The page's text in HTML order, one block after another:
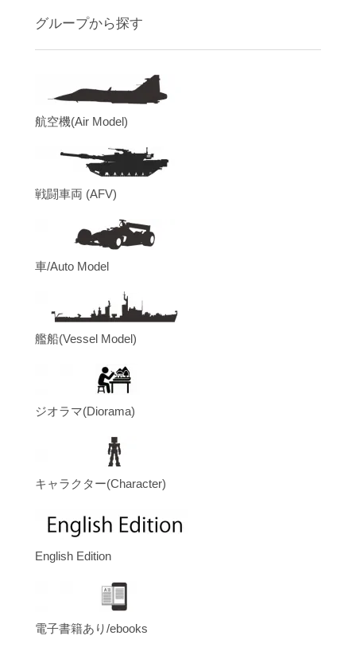
グループから探す
航空機(Air Model)
戦闘車両 (AFV)
車/Auto Model
艦船(Vessel Model)
ジオラマ(Diorama)
キャラクター(Character)
English Edition
電子書籍あり/ebooks